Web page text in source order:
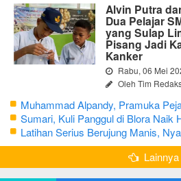
Alvin Putra
Dua Pelajar
yang Sulap
Pisang Jadi
Kanker
Rabu, 06 Mei
Oleh Tim
Muhammad Alpandy, Pramuka
Nusantara dengan Misi Literasi
Sumari, Kuli Panggul di Blora Naik
Tahun Sisihkan Uang Receh
Latihan Serius Berujung Manis,
Bertutur tentang Nilai Hidup Orang
Lainnya